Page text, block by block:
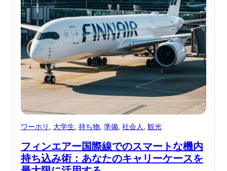
ワーホリ , 大学生, 持ち物, 準備, 社会人, 観光
フィンエアー国際線でのスマートな機内
持ち込み術：あなたのキャリーケースを